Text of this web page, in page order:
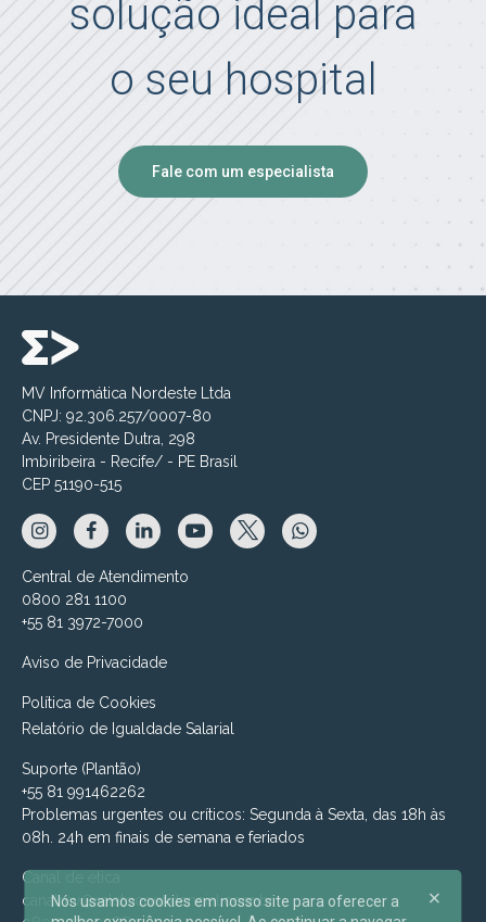
solução ideal para
o seu hospital
Fale com um especialista
MV Informática Nordeste Ltda
CNPJ: 92.306.257/0007-80
Av. Presidente Dutra, 298
Imbiribeira - Recife/ - PE Brasil
CEP 51190-515
Central de Atendimento
0800 281 1100
+55 81 3972-7000
Aviso de Privacidade
Política de Cookies
Relatório de Igualdade Salarial
Suporte (Plantão)
+55 81 991462262
Problemas urgentes ou críticos: Segunda à Sexta, das 18h às
08h. 24h em finais de semana e feriados
Canal de ética
canalmv@relatoconfidencial.com.br
Nós usamos cookies em nosso site para oferecer a